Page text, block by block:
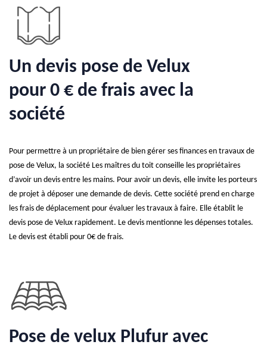
Un devis pose de Velux
pour 0 € de frais avec la
société
Pour permettre à un propriétaire de bien gérer ses finances en travaux de
pose de Velux, la société Les maîtres du toit conseille les propriétaires
d’avoir un devis entre les mains. Pour avoir un devis, elle invite les porteurs
de projet à déposer une demande de devis. Cette société prend en charge
les frais de déplacement pour évaluer les travaux à faire. Elle établit le
devis pose de Velux rapidement. Le devis mentionne les dépenses totales.
Le devis est établi pour 0€ de frais.
Pose de velux Plufur avec